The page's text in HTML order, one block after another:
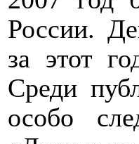
России.
за этот
Среди
особо